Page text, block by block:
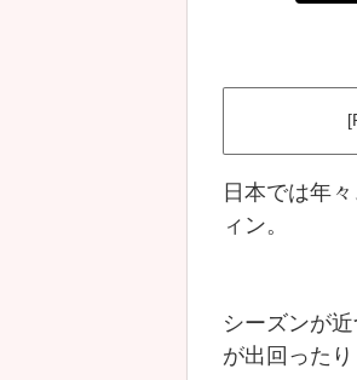
日本では年
ィン。
シーズンが
が出回ったり